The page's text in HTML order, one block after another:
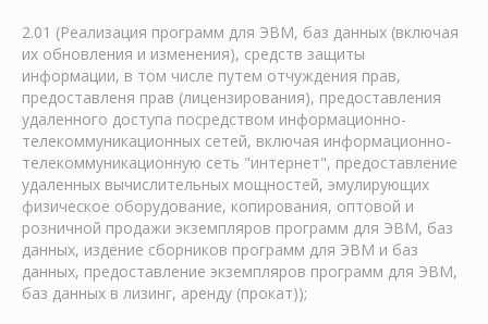
2.01 (Реализация программ для ЭВМ, баз данных (включая
их обновления и изменения), средств защиты
информации, в том числе путем отчуждения прав,
предоставленя прав (лицензирования), предоставления
удаленного доступа посредством информационно-
телекоммуникационных сетей, включая информационно-
телекоммуникационную сеть "интернет", предоставление
удаленных вычислительных мощностей, эмулирующих
физическое оборудование, копирования, оптовой и
розничной продажи экземпляров программ для ЭВМ, баз
данных, издение сборников программ для ЭВМ и баз
данных, предоставление экземпляров программ для ЭВМ,
баз данных в лизинг, аренду (прокат));